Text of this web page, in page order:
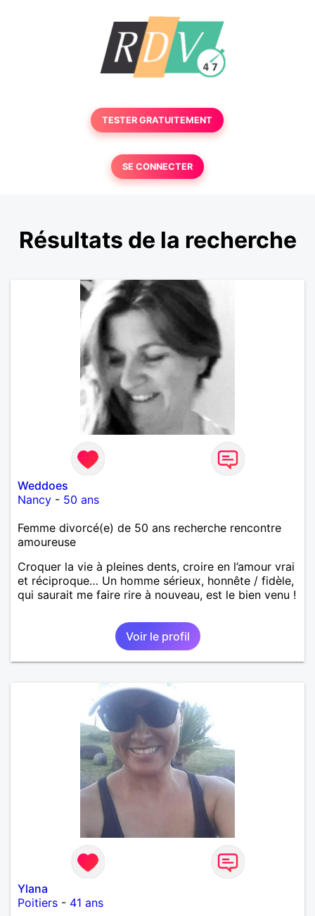
TESTER GRATUITEMENT
SE CONNECTER
Résultats de la recherche
Weddoes
Nancy - 50 ans
Femme divorcé(e) de 50 ans recherche rencontre
amoureuse
Croquer la vie à pleines dents, croire en l’amour vrai
et réciproque… Un homme sérieux, honnête / fidèle,
qui saurait me faire rire à nouveau, est le bien venu !
Voir le profil
Ylana
Poitiers - 41 ans